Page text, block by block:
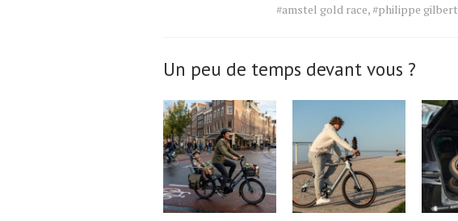
Tags
#amstel gold race,#philippe gilbert
Un peu de temps devant vous ?